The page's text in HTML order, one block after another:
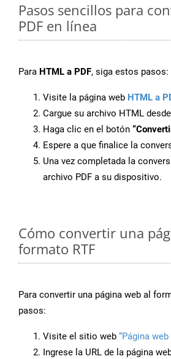
Pasos sencillos para
PDF en línea
Para HTML a PDF, siga estos pasos:
Visite la página web HTML a
Cargue su archivo HTML
Haga clic en el botón
Espere a que finalice la
Una vez completada la
archivo PDF a su dispositivo.
Cómo convertir una
formato RTF
Para convertir una página web al
pasos:
Visite el sitio web “Página web
Ingrese la URL de la página